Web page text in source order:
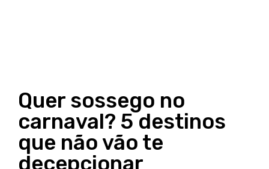
Quer sossego no
carnaval? 5 destinos
que não vão te
decepcionar